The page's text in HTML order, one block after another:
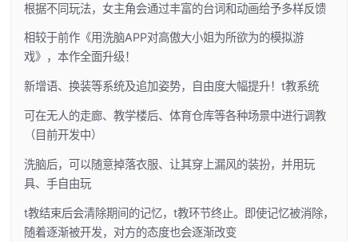
根据不同玩法，女主角会通过丰富的台词和动画给予多样反馈
相较于前作《用洗脑APP对高傲大小姐为所欲为的模拟游
戏》，本作全面升级！
新增语、换装等系统及追加姿势，自由度大幅提升！t教系统
可在无人的走廊、教学楼后、体育仓库等各种场景中进行调教
（目前开发中）
洗脑后，可以随意掉落衣服、让其穿上漏风的装扮，并用玩
具、手自由玩
t教结束后会清除期间的记忆，t教环节终止。即使记忆被消除，
随着逐渐被开发，对方的态度也会逐渐改变